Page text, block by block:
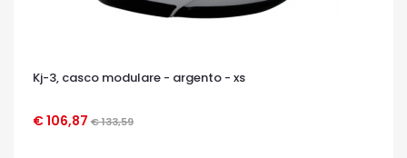
Kj-3, casco modulare - argento - xs
€ 106,87 € 133,59
OCCHIATA VELOCE